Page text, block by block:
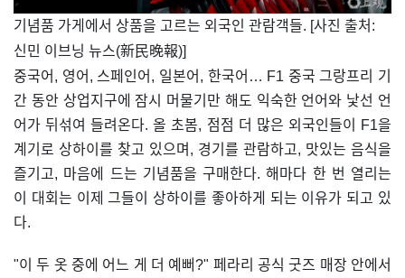
​기념품 가게에서 상품을 고르는 외국인 관람객들. [사진 출처:
신민 이브닝 뉴스(新民晚報)]
중국어, 영어, 스페인어, 일본어, 한국어… F1 중국 그랑프리 기
간 동안 상업지구에 잠시 머물기만 해도 익숙한 언어와 낯선 언
어가 뒤섞여 들려온다. 올 초봄, 점점 더 많은 외국인들이 F1을
계기로 상하이를 찾고 있으며, 경기를 관람하고, 맛있는 음식을
즐기고, 마음에 드는 기념품을 구매한다. 해마다 한 번 열리는
이 대회는 이제 그들이 상하이를 좋아하게 되는 이유가 되고 있
다.
"이 두 옷 중에 어느 게 더 예뻐?" 페라리 공식 굿즈 매장 안에서